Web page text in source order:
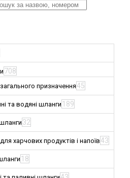
708
призначення45
та водяні шланги 189
32
харчових продуктів і напоїв43
18